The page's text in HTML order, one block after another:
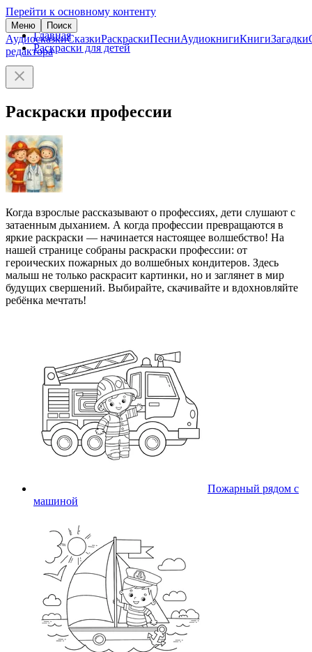
Перейти к основному контенту
Меню Поиск
АудиосказкиСказкиРаскраскиПесниАудиокнигиКнигиЗагадки
редактора
Главная
Раскраски для детей
Раскраски профессии
Когда взрослые рассказывают о профессиях, дети слушают с
затаенным дыханием. А когда профессии превращаются в
яркие раскраски — начинается настоящее волшебство! На
нашей странице собраны раскраски профессии: от
героических пожарных до волшебных кондитеров. Здесь
малыш не только раскрасит картинки, но и заглянет в мир
будущих свершений. Выбирайте, скачивайте и вдохновляйте
ребёнка мечтать!
Пожарный рядом с
машиной